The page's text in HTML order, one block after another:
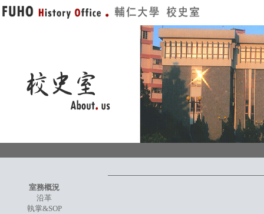
室務概況
沿革
執掌&SOP